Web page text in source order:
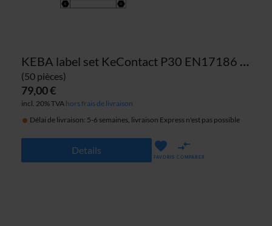
KEBA label set KeContact P30 EN17186 câble DE 22kW
(50 pièces)
79,00 €
incl. 20% TVA hors frais de livraison
Délai de livraison: 5-6 semaines, livraison Express n'est pas possible
Details
FAVORIS COMPARER